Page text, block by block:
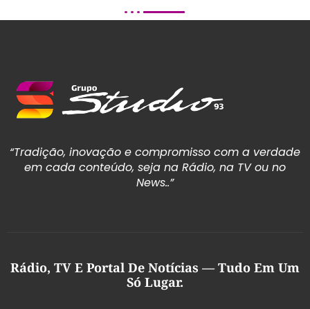
“Tradição, inovação e compromisso com a verdade
em cada conteúdo, seja na Rádio, na TV ou no
News..”
Rádio, TV E Portal De Notícias — Tudo Em Um
Só Lugar.